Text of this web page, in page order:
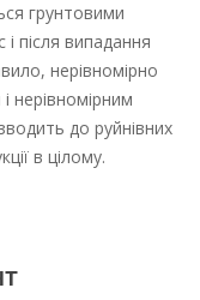
грунтовими
після випадання
нерівномірно
нерівномірним
до руйнівних
в цілому.